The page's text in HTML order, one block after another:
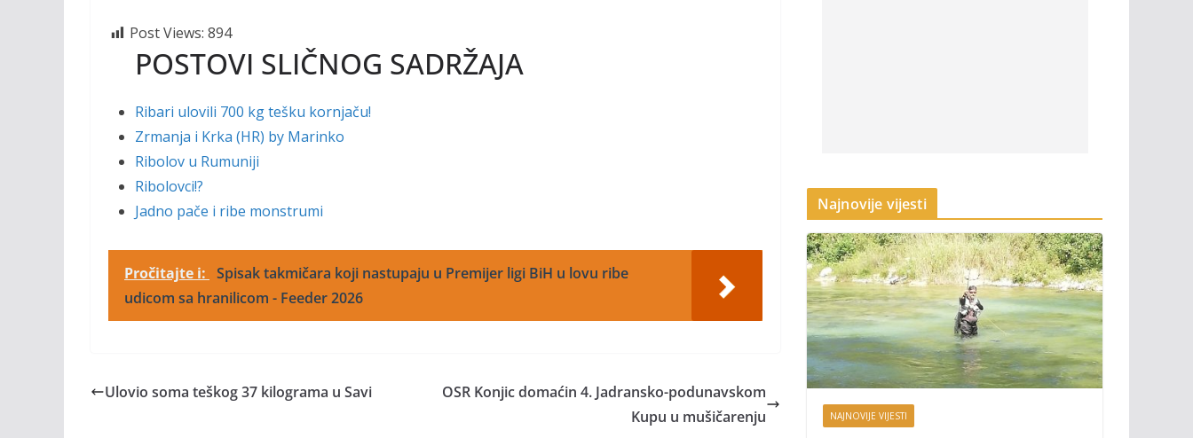
Post Views: 894
POSTOVI SLIČNOG SADRŽAJA
Ribari ulovili 700 kg tešku kornjaču!
Zrmanja i Krka (HR) by Marinko
Ribolov u Rumuniji
Ribolovci!?
Jadno pače i ribe monstrumi
Pročitajte i: Spisak takmičara koji nastupaju u Premijer ligi BiH u lovu ribe
udicom sa hranilicom - Feeder 2026
Ulovio soma teškog 37 kilograma u Savi
OSR Konjic domaćin 4. Jadransko-podunavskom
Kupu u mušičarenju
Najnovije vijesti
NAJNOVIJE VIJESTI